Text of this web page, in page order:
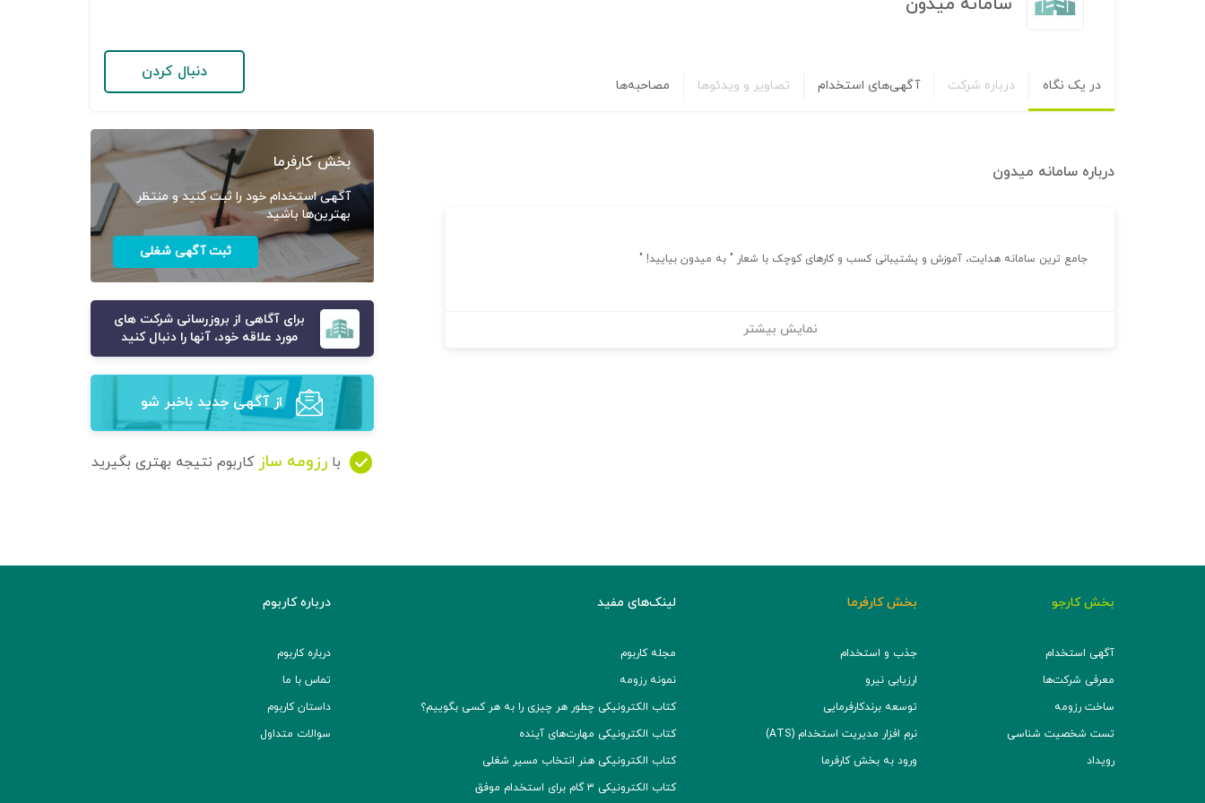
در یک نگاه درباره شرکت آگهی‌های استخدام تصاویر و ویدئوها مصاحبه‌ها
دنبال کردن
درباره سامانه میدون
جامع ترین سامانه هدایت، آموزش و پشتیبانی کسب و کارهای کوچک با شعار " به میدون بیایید! "
نمایش بیشتر
بخش کارفرما
آگهی استخدام خود را ثبت کنید و منتظر
بهترین‌ها باشید
ثبت آگهی شغلی
برای آگاهی از بروزرسانی شرکت های
مورد علاقه خود، آنها را دنبال کنید
از آگهی‌ جدید باخبر شو
با رزومه ساز کاربوم نتیجه بهتری بگیرید
بخش کارجو
آگهی استخدام
معرفی شرکت‌ها
ساخت رزومه
تست شخصیت شناسی
رویداد
بخش کارفرما
جذب و استخدام
ارزیابی نیرو
توسعه برند‌کارفرمایی
نرم افزار مدیریت استخدام (ATS)
ورود به بخش کارفرما
لینک‌های مفید
مجله کاربوم
نمونه رزومه
کتاب الکترونیکی چطور هر چیزی را به هر کسی بگوییم؟
کتاب الکترونیکی مهارت‌های آینده
کتاب الکترونیکی هنر انتخاب مسیر شغلی
کتاب الکترونیکی ۳ گام برای استخدام موفق
درباره کاربوم
درباره کاربوم
تماس با ما
داستان کاربوم
سوالات متداول